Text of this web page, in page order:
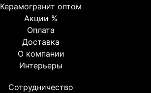
Керамогранит оптом
Акции %
Оплата
Доставка
О компании
Интерьеры
Сотрудничество